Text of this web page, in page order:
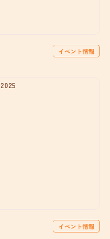
イベント情報
イベント情報